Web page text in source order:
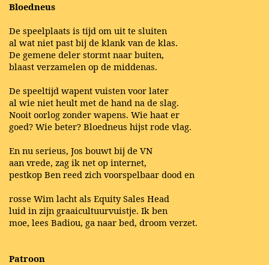
Bloedneus
De speelplaats is tijd om uit te sluiten
al wat niet past bij de klank van de klas.
De gemene deler stormt naar buiten,
blaast verzamelen op de middenas.
De speeltijd wapent vuisten voor later
al wie niet heult met de hand na de slag.
Nooit oorlog zonder wapens. Wie haat er
goed? Wie beter? Bloedneus hijst rode vlag.
En nu serieus, Jos bouwt bij de VN
aan vrede, zag ik net op internet,
pestkop Ben reed zich voorspelbaar dood en
rosse Wim lacht als Equity Sales Head
luid in zijn graaicultuurvuistje. Ik ben
moe, lees Badiou, ga naar bed, droom verzet.
Patroon